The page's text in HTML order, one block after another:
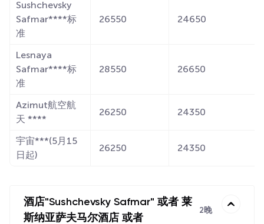
Sushchevsky
Safmar****标
准
26550 24650
Lesnaya
Safmar****标
准
28550 26650
Azimut航空航
天 ****
26250 24350
宇宙***(5月15
日起)
26250 24350
酒店"Sushchevsky Safmar" 或者 莱
斯纳亚萨夫马尔酒店 或者
2晚